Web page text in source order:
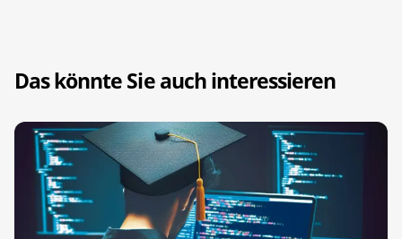
Das könnte Sie auch interessieren